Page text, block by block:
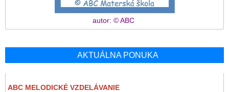
autor: © ABC
AKTUÁLNA PONUKA
ABC MELODICKÉ VZDELÁVANIE